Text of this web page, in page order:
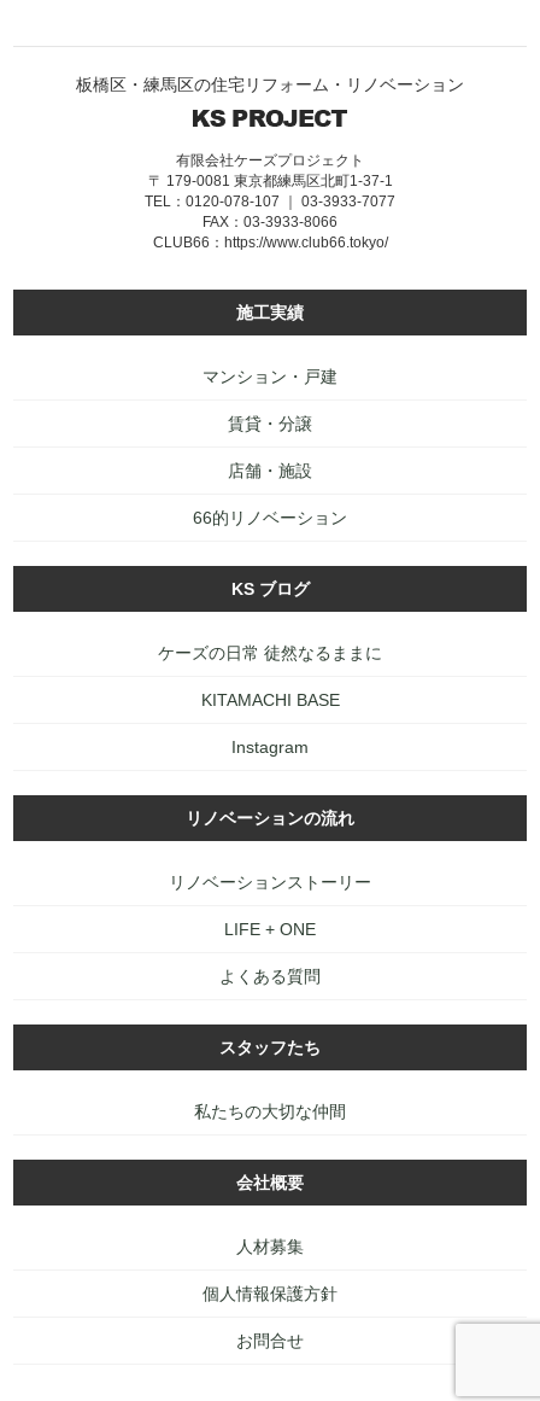
板橋区・練馬区の住宅リフォーム・リノベーション
有限会社ケーズプロジェクト
〒 179-0081 東京都練馬区北町1-37-1
TEL：0120-078-107 ｜ 03-3933-7077
FAX：03-3933-8066
CLUB66： https://www.club66.tokyo/
施工実績
マンション・戸建
賃貸・分譲
店舗・施設
66的リノベーション
KS ブログ
ケーズの日常 徒然なるままに
KITAMACHI BASE
Instagram
リノベーションの流れ
リノベーションストーリー
LIFE + ONE
よくある質問
スタッフたち
私たちの大切な仲間
会社概要
人材募集
個人情報保護方針
お問合せ